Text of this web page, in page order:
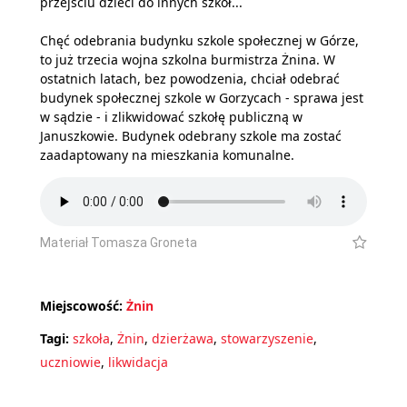
Chęć odebrania budynku szkole społecznej w Górze,
to już trzecia wojna szkolna burmistrza Żnina. W
ostatnich latach, bez powodzenia, chciał odebrać
budynek społecznej szkole w Gorzycach - sprawa jest
w sądzie - i zlikwidować szkołę publiczną w
Januszkowie. Budynek odebrany szkole ma zostać
zaadaptowany na mieszkania komunalne.
Materiał Tomasza Groneta
Miejscowość: Żnin
Tagi: szkoła, Żnin, dzierżawa, stowarzyszenie,
uczniowie, likwidacja